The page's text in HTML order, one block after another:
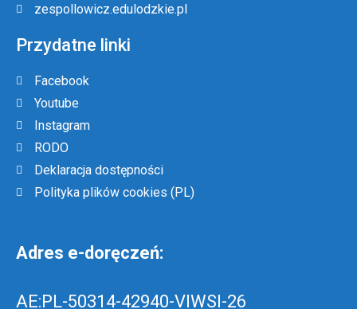
zespollowicz.edulodzkie.pl
Przydatne linki
Facebook
Youtube
Instagram
RODO
Deklaracja dostępności
Polityka plików cookies (PL)
Adres e-doręczeń:
AE:PL-50314-42940-VIWSI-26